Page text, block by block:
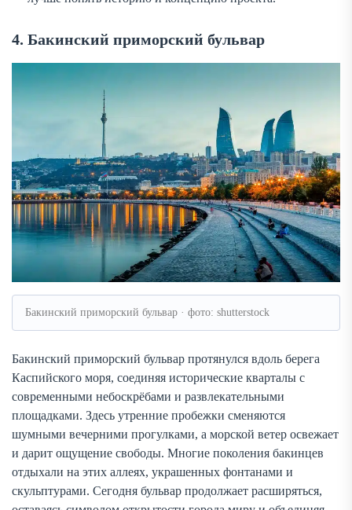
4. Бакинский приморский бульвар
Бакинский приморский бульвар · фото: shutterstock
Бакинский приморский бульвар протянулся вдоль берега
Каспийского моря, соединяя исторические кварталы с
современными небоскрёбами и развлекательными
площадками. Здесь утренние пробежки сменяются
шумными вечерними прогулками, а морской ветер освежает
и дарит ощущение свободы. Многие поколения бакинцев
отдыхали на этих аллеях, украшенных фонтанами и
скульптурами. Сегодня бульвар продолжает расширяться,